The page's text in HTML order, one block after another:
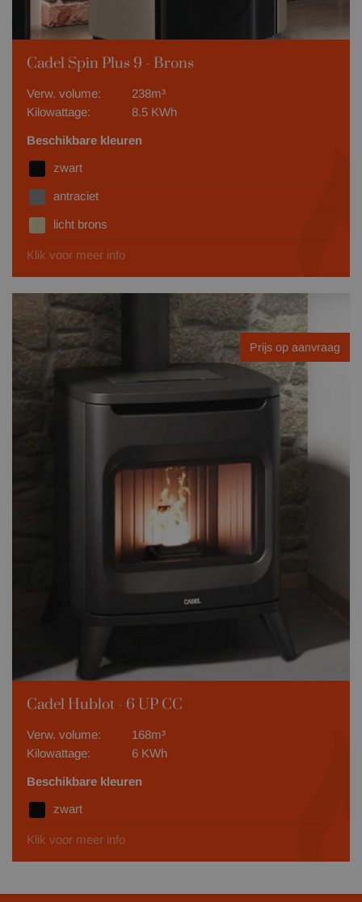
Cadel Spin Plus 9 - Brons
Verw. volume:
238m³
Kilowattage:
8.5 KWh
Beschikbare kleuren
zwart
antraciet
licht brons
Klik voor meer info
Prijs op aanvraag
Cadel Hublot - 6 UP CC
Verw. volume:
168m³
Kilowattage:
6 KWh
Beschikbare kleuren
zwart
Klik voor meer info